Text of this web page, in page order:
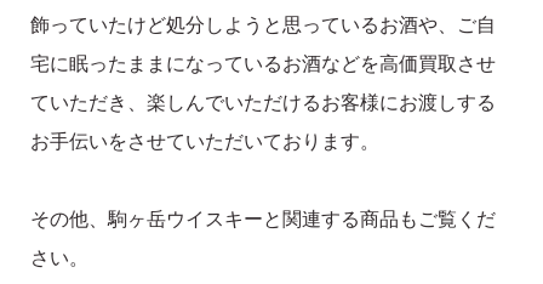
飾っていたけど処分しようと思っているお酒や、ご自
宅に眠ったままになっているお酒などを高価買取させ
ていただき、楽しんでいただけるお客様にお渡しする
お手伝いをさせていただいております。
その他、駒ヶ岳ウイスキーと関連する商品もご覧くだ
さい。